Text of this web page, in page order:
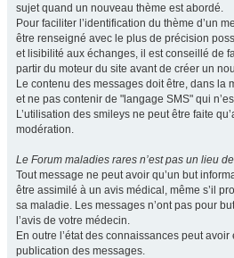
sujet quand un nouveau thème est abordé.
Pour faciliter l’identification du thème d’un
être renseigné avec le plus de précision
et lisibilité aux échanges, il est conseillé de
partir du moteur du site avant de créer un
Le contenu des messages doit être, dans la
et ne pas contenir de "langage SMS" qui
L’utilisation des smileys ne peut être faite
modération.
Le Forum maladies rares n’est pas un lieu
Tout message ne peut avoir qu’un but
être assimilé à un avis médical, même s’il
sa maladie. Les messages n’ont pas pour
l’avis de votre médecin.
En outre l’état des connaissances peut
publication des messages.